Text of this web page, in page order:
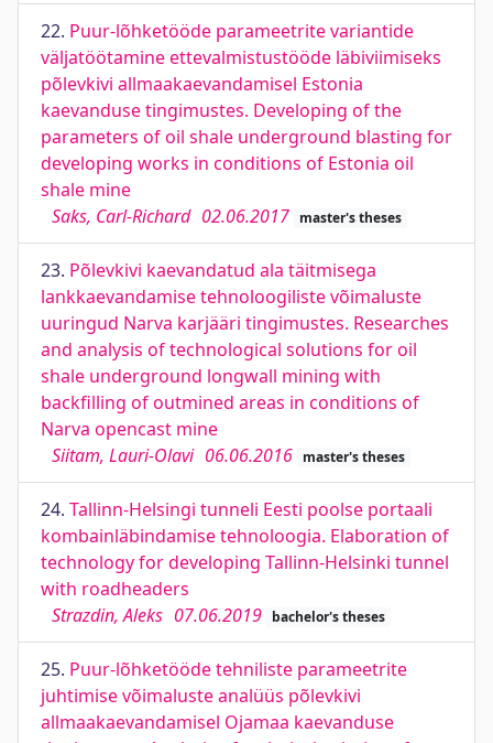
22. Puur-lõhketööde parameetrite variantide
väljatöötamine ettevalmistustööde läbiviimiseks
põlevkivi allmaakaevandamisel Estonia
kaevanduse tingimustes. Developing of the
parameters of oil shale underground blasting for
developing works in conditions of Estonia oil
shale mine
Saks, Carl-Richard 02.06.2017 master's theses
23. Põlevkivi kaevandatud ala täitmisega
lankkaevandamise tehnoloogiliste võimaluste
uuringud Narva karjääri tingimustes. Researches
and analysis of technological solutions for oil
shale underground longwall mining with
backfilling of outmined areas in conditions of
Narva opencast mine
Siitam, Lauri-Olavi 06.06.2016 master's theses
24. Tallinn-Helsingi tunneli Eesti poolse portaali
kombainläbindamise tehnoloogia. Elaboration of
technology for developing Tallinn-Helsinki tunnel
with roadheaders
Strazdin, Aleks 07.06.2019 bachelor's theses
25. Puur-lõhketööde tehniliste parameetrite
juhtimise võimaluste analüüs põlevkivi
allmaakaevandamisel Ojamaa kaevanduse